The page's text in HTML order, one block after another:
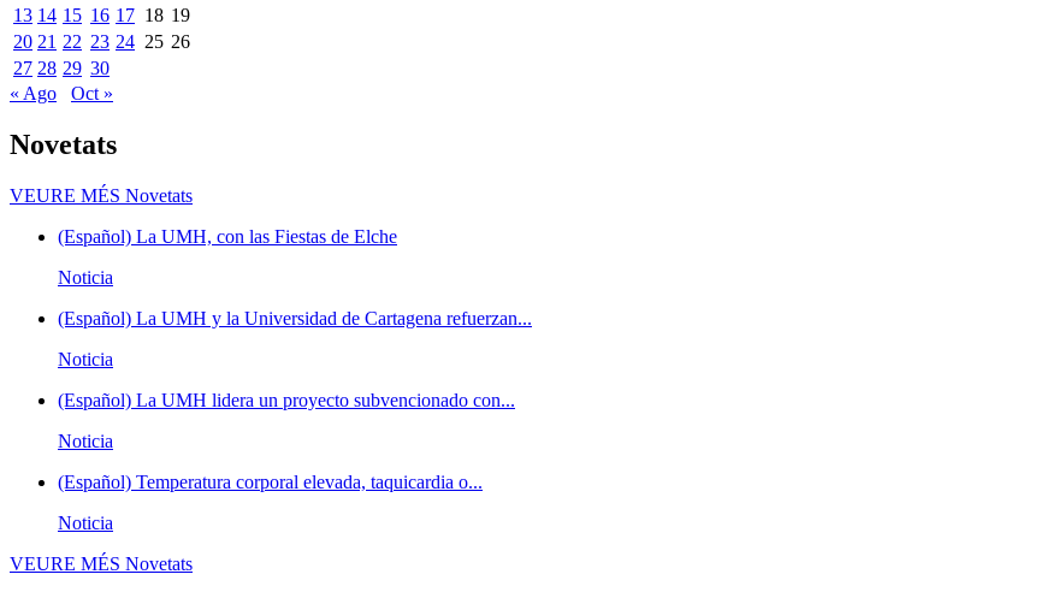
13 14 15 16 17 18 19
20 21 22 23 24 25 26
27 28 29 30
« Ago
Oct »
Novetats
VEURE MÉS Novetats
(Español) La UMH, con las Fiestas de Elche
Noticia
(Español) La UMH y la Universidad de Cartagena refuerzan...
Noticia
(Español) La UMH lidera un proyecto subvencionado con...
Noticia
(Español) Temperatura corporal elevada, taquicardia o...
Noticia
VEURE MÉS Novetats